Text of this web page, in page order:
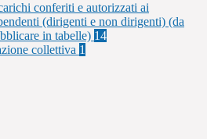
conferiti e autorizzati ai
(dirigenti e non dirigenti) (da
in tabelle) 14
collettiva 1